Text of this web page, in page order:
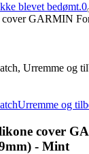
blevet bedømt.0
GARMIN
Urremme og
Urremme og
cover
- Mint